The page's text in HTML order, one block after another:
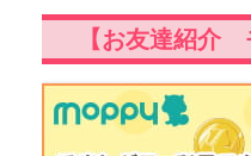
【お友達紹介